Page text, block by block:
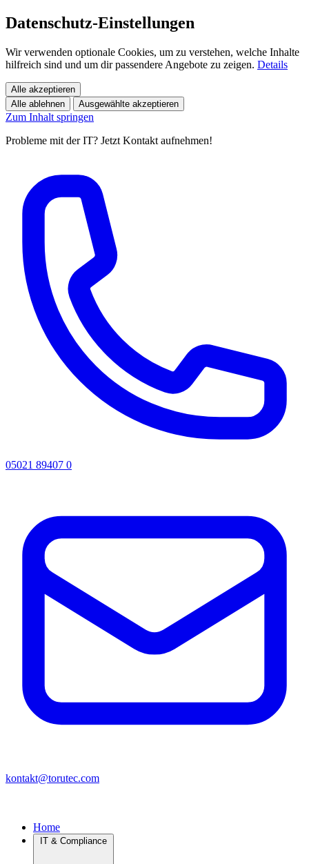
Datenschutz-Einstellungen
Wir verwenden optionale Cookies, um zu verstehen, welche Inhalte
hilfreich sind und um dir passendere Angebote zu zeigen. Details
Alle akzeptieren
Alle ablehnen
Ausgewählte akzeptieren
Zum Inhalt springen
Probleme mit der IT? Jetzt Kontakt aufnehmen!
05021 89407 0
kontakt@torutec.com
Home
IT & Compliance